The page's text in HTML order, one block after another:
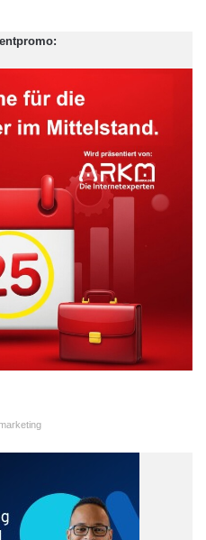
Angesichts der Folgen
– und auch die Hoffnung,
wieder zurückgehen oder
stabilisieren, ist eine Illusion,
Security Advisor, weiß:
vielen unterschätzt. Allein in
Mal mehr Menschen Opfer
von physischen Verbrechen –
ist nicht in Sicht. Dabei
Hier geht es nicht ’nur‘ um
sondern um Geld.“